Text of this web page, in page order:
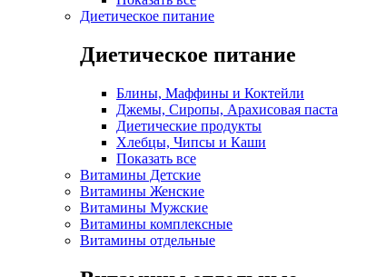
Диетическое питание
Диетическое питание
Блины, Маффины и Коктейли
Джемы, Сиропы, Арахисовая паста
Диетические продукты
Хлебцы, Чипсы и Каши
Показать все
Витамины Детские
Витамины Женские
Витамины Мужские
Витамины комплексные
Витамины отдельные